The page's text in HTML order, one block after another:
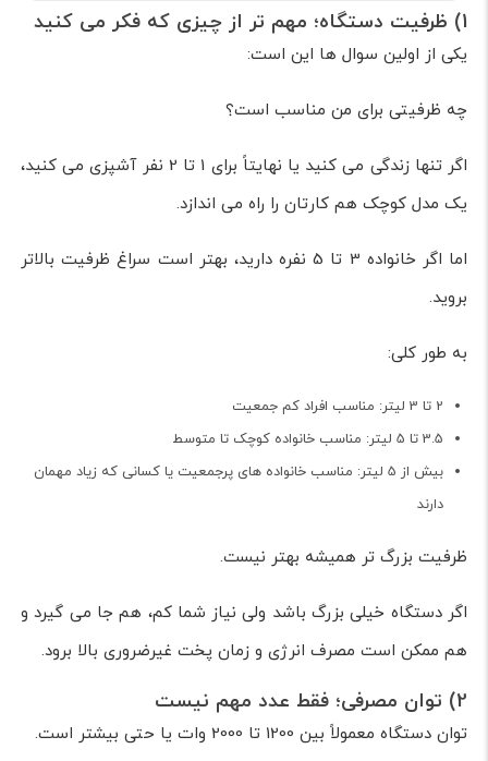
1) ظرفیت دستگاه؛ مهم تر از چیزی که فکر می کنید
یکی از اولین سوال ها این است:
چه ظرفیتی برای من مناسب است؟
اگر تنها زندگی می کنید یا نهایتاً برای 1 تا 2 نفر آشپزی می کنید،
یک مدل کوچک هم کارتان را راه می اندازد.
اما اگر خانواده 3 تا 5 نفره دارید، بهتر است سراغ ظرفیت بالاتر
بروید.
به طور کلی:
2 تا 3 لیتر: مناسب افراد کم جمعیت
3.5 تا 5 لیتر: مناسب خانواده کوچک تا متوسط
بیش از 5 لیتر: مناسب خانواده های پرجمعیت یا کسانی که زیاد مهمان
دارند
ظرفیت بزرگ تر همیشه بهتر نیست.
اگر دستگاه خیلی بزرگ باشد ولی نیاز شما کم، هم جا می گیرد و
هم ممکن است مصرف انرژی و زمان پخت غیرضروری بالا برود.
2) توان مصرفی؛ فقط عدد مهم نیست
توان دستگاه معمولاً بین 1200 تا 2000 وات یا حتی بیشتر است.